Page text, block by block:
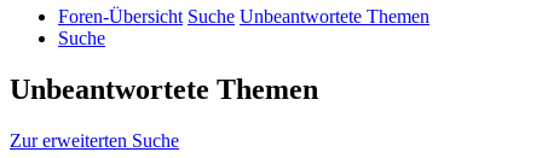
Foren-Übersicht Suche Unbeantwortete Themen
Suche
Unbeantwortete Themen
Zur erweiterten Suche